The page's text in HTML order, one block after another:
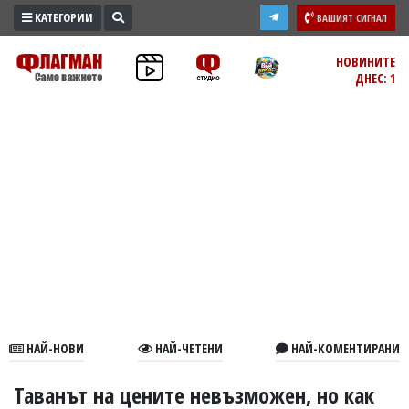
ПРОМО
ЗОНА
В
КАТЕГОРИИ ВАШИЯТ СИГНАЛ
НОВИНИТЕ
ДНЕС: 1
НАЙ-НОВИ НАЙ-ЧЕТЕНИ НАЙ-КОМЕНТИРАНИ
Таванът на цените невъзможен, но как